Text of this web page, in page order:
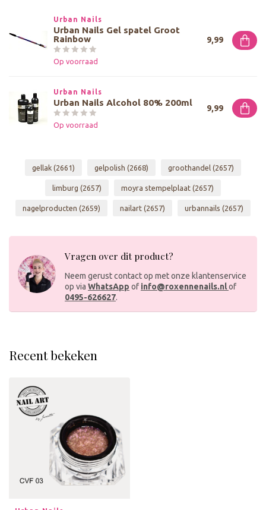
Urban Nails
Urban Nails Gel spatel Groot
Rainbow
Op voorraad
9,99
Urban Nails
Urban Nails Alcohol 80% 200ml
Op voorraad
9,99
gellak (2661) gelpolish (2668) groothandel (2657)
limburg (2657) moyra stempelplaat (2657)
nagelproducten (2659) nailart (2657) urbannails (2657)
Vragen over dit product?
Neem gerust contact op met onze klantenservice
op via WhatsApp of info@roxennenails.nlof
0495-626627.
Recent bekeken